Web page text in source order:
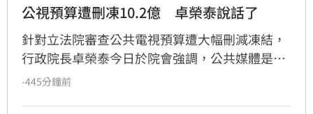
公視預算遭刪凍10.2億　卓榮泰說話了
針對立法院審查公共電視預算遭大幅刪減凍結，
行政院長卓榮泰今日於院會強調，公共媒體是國
家文化韌性與影視產業發展的重要基礎，呼籲國
-445分鐘前